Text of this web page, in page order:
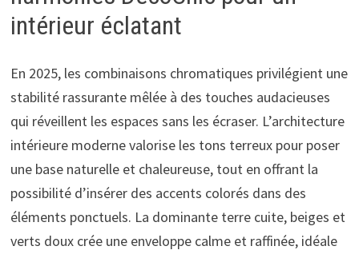
intérieur éclatant
En 2025, les combinaisons chromatiques privilégient une
stabilité rassurante mêlée à des touches audacieuses
qui réveillent les espaces sans les écraser. L’architecture
intérieure moderne valorise les tons terreux pour poser
une base naturelle et chaleureuse, tout en offrant la
possibilité d’insérer des accents colorés dans des
éléments ponctuels. La dominante terre cuite, beiges et
verts doux crée une enveloppe calme et raffinée, idéale